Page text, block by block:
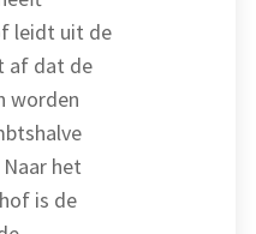
leidt uit de
af dat de
worden
het
is de